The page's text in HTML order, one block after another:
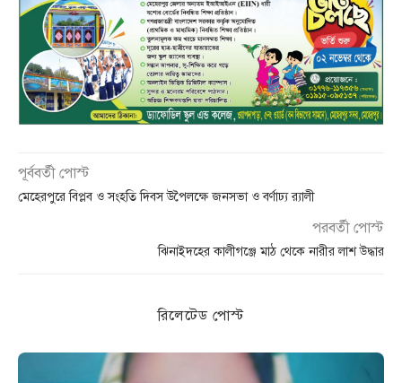
পূর্ববর্তী পোস্ট
মেহেরপুরে বিপ্লব ও সংহতি দিবস উপৈলক্ষে জনসভা ও বর্ণাঢ্য র‌্যালী
পরবর্তী পোস্ট
ঝিনাইদহের কালীগঞ্জে মাঠ থেকে নারীর লাশ উদ্ধার
রিলেটেড পোস্ট